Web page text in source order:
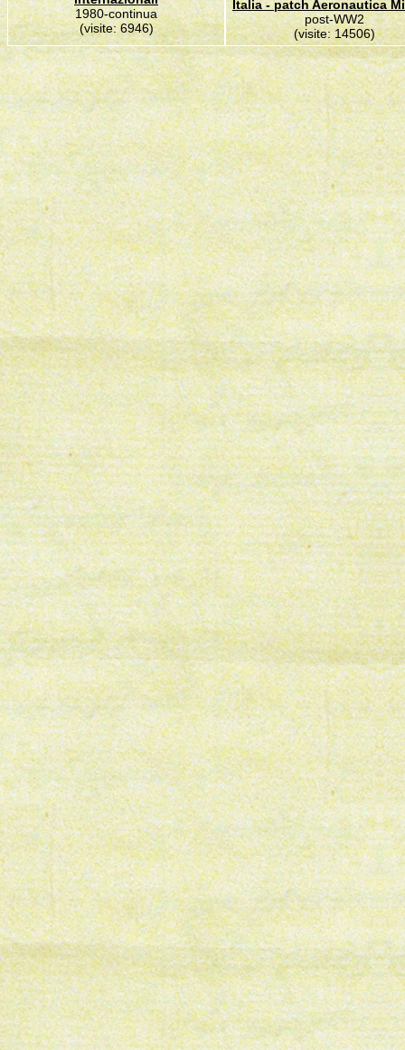
1980-continua
(visite: 6946)
Italia - patch Aeronautica
post-WW2
(visite: 14506)